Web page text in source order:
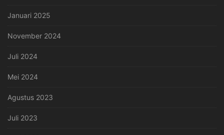
Januari 2025
November 2024
Juli 2024
Mei 2024
Agustus 2023
Juli 2023